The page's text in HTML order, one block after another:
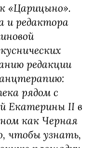
«Царицыно».
и редактора
редакции
рядом с
Екатерины II в
как Черная
чтобы узнать,